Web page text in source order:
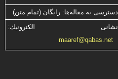
دسترسی به مقاله‌ها: رایگان (تمام متن)
نشانی الكترونیك:
maaref@qabas.net